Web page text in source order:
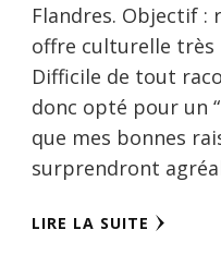
Flandres. Objectif :
offre culturelle très
Difficile de tout
donc opté pour un
que mes bonnes
surprendront
LIRE LA SUITE